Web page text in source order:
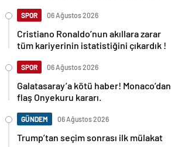
SPOR 06 Ağustos 2026
Cristiano Ronaldo’nun akıllara zarar
tüm kariyerinin istatistiğini çıkardık !
SPOR 06 Ağustos 2026
Galatasaray’a kötü haber! Monaco’dan
flaş Onyekuru kararı.
GÜNDEM 06 Ağustos 2026
Trump’tan seçim sonrası ilk mülakat